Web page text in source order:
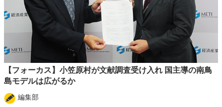
【フォーカス】小笠原村が文献調査受け入れ 国主導の南鳥
島モデルは広がるか
編集部